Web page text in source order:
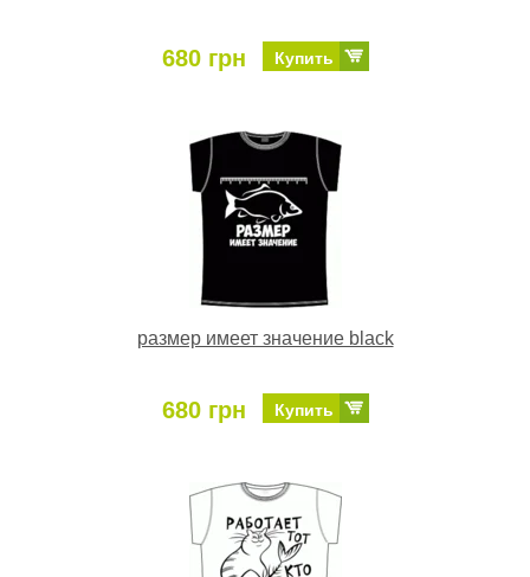
680 грн Купить
размер имеет значение black
680 грн Купить